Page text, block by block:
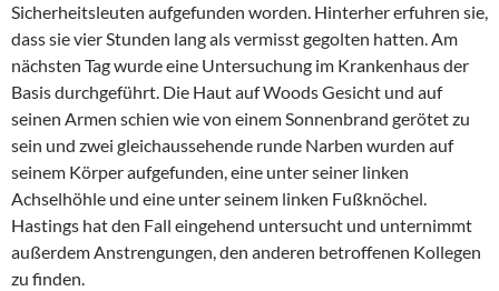
Sicherheitsleuten aufgefunden worden. Hinterher erfuhren sie,
dass sie vier Stunden lang als vermisst gegolten hatten. Am
nächsten Tag wurde eine Untersuchung im Krankenhaus der
Basis durchgeführt. Die Haut auf Woods Gesicht und auf
seinen Armen schien wie von einem Sonnenbrand gerötet zu
sein und zwei gleichaussehende runde Narben wurden auf
seinem Körper aufgefunden, eine unter seiner linken
Achselhöhle und eine unter seinem linken Fußknöchel.
Hastings hat den Fall eingehend untersucht und unternimmt
außerdem Anstrengungen, den anderen betroffenen Kollegen
zu finden.